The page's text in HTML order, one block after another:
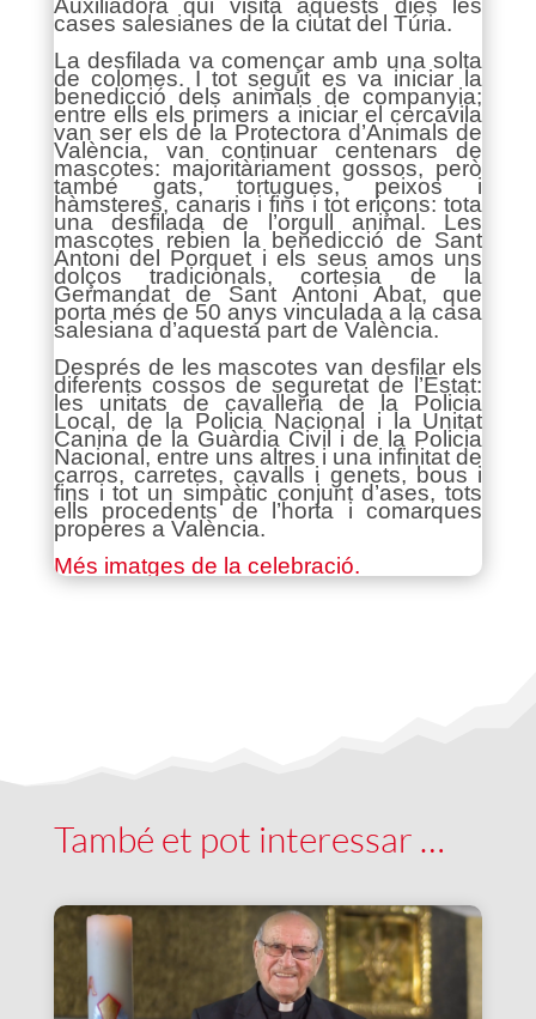
Auxiliadora qui visita aquests dies les
cases salesianes de la ciutat del Túria.
La desfilada va començar amb una solta
de colomes. I tot seguit es va iniciar la
benedicció dels animals de companyia;
entre ells els primers a iniciar el cercavila
van ser els de la Protectora d’Animals de
València, van continuar centenars de
mascotes: majoritàriament gossos, però
també gats, tortugues, peixos i
hàmsteres, canaris i fins i tot eriçons: tota
una desfilada de l’orgull animal. Les
mascotes rebien la benedicció de Sant
Antoni del Porquet i els seus amos uns
dolços tradicionals, cortesia de la
Germandat de Sant Antoni Abat, que
porta més de 50 anys vinculada a la casa
salesiana d’aquesta part de València.
Després de les mascotes van desfilar els
diferents cossos de seguretat de l’Estat:
les unitats de cavalleria de la Policia
Local, de la Policia Nacional i la Unitat
Canina de la Guàrdia Civil i de la Policia
Nacional, entre uns altres i una infinitat de
carros, carretes, cavalls i genets, bous i
fins i tot un simpàtic conjunt d’ases, tots
ells procedents de l’horta i comarques
properes a València.
Més imatges de la celebració.
També et pot interessar …